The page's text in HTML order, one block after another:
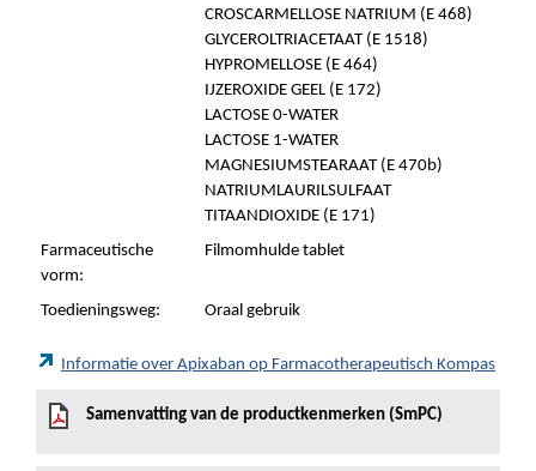
CROSCARMELLOSE NATRIUM (E 468)
GLYCEROLTRIACETAAT (E 1518)
HYPROMELLOSE (E 464)
IJZEROXIDE GEEL (E 172)
LACTOSE 0-WATER
LACTOSE 1-WATER
MAGNESIUMSTEARAAT (E 470b)
NATRIUMLAURILSULFAAT
TITAANDIOXIDE (E 171)
Farmaceutische
vorm:
Filmomhulde tablet
Toedieningsweg: Oraal gebruik
Informatie over Apixaban op Farmacotherapeutisch Kompas
Samenvatting van de productkenmerken (SmPC)